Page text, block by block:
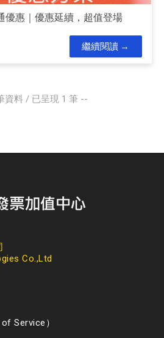
優惠｜優惠延續，超值登場
繼續閱讀
資料 / 已呈現 1 筆 --
Co.,Ltd
Service）